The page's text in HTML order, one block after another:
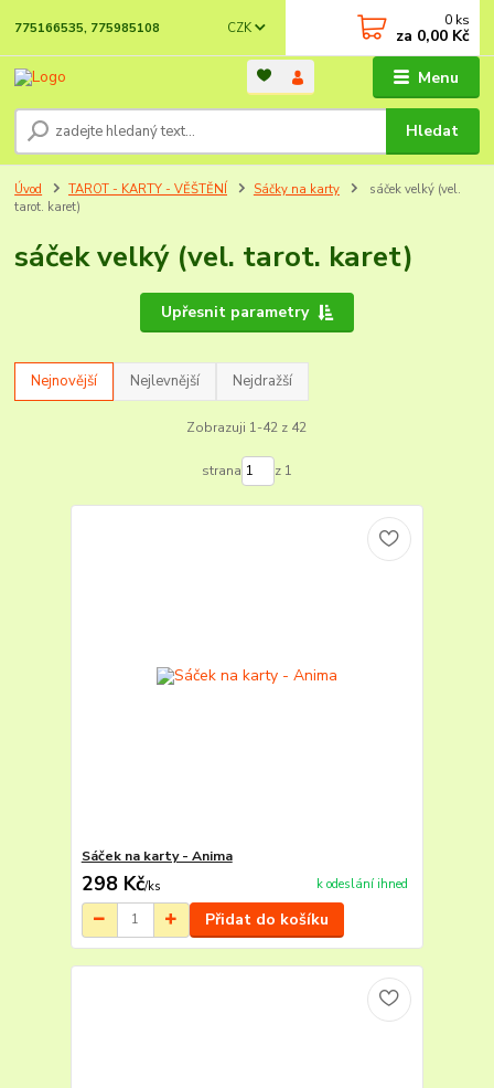
Menu
CZK
Hledat
775166535, 775985108 0 ks
za 0,00 Kč
Úvod TAROT - KARTY - VĚŠTĚNÍ Sáčky na karty
sáček velký (vel.
tarot. karet)
sáček velký (vel. tarot. karet)
Upřesnit parametry
Nejnovější Nejlevnější Nejdražší
Zobrazuji 1-42 z 42
strana z 1
Sáček na karty - Anima
298 Kč/ks k odeslání ihned
Přidat do košíku